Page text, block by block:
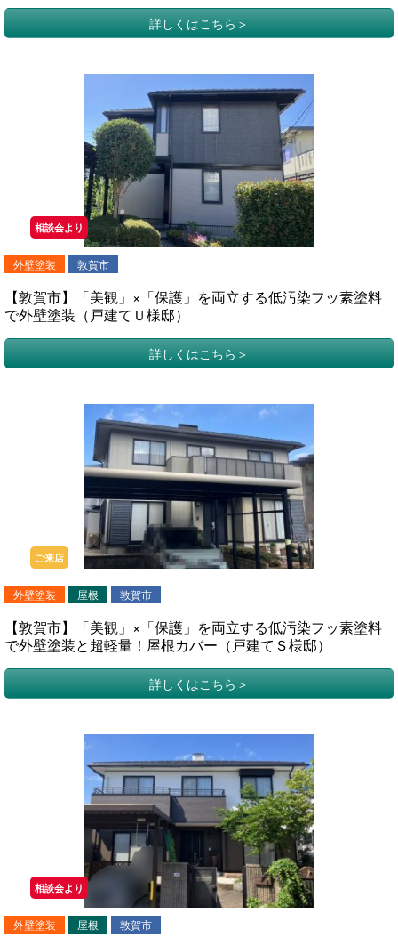
詳しくはこちら
相談会より
外壁塗装 敦賀市
【敦賀市】「美観」×「保護」を両立する低汚染フッ素塗料
で外壁塗装（戸建てＵ様邸）
詳しくはこちら
ご来店
外壁塗装 屋根 敦賀市
【敦賀市】「美観」×「保護」を両立する低汚染フッ素塗料
で外壁塗装と超軽量！屋根カバー（戸建てＳ様邸）
詳しくはこちら
相談会より
外壁塗装 屋根 敦賀市